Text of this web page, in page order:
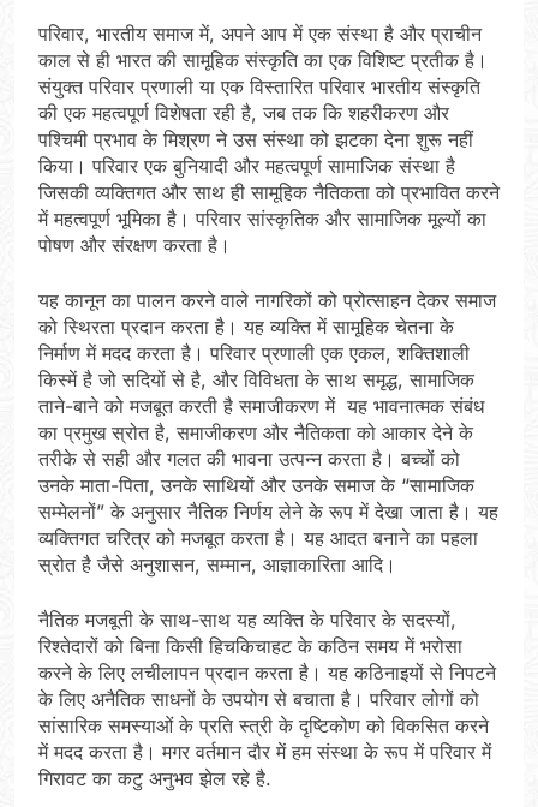
परिवार, भारतीय समाज में, अपने आप में एक संस्था है और प्राचीन
काल से ही भारत की सामूहिक संस्कृति का एक विशिष्ट प्रतीक है।
संयुक्त परिवार प्रणाली या एक विस्तारित परिवार भारतीय संस्कृति
की एक महत्वपूर्ण विशेषता रही है, जब तक कि शहरीकरण और
पश्चिमी प्रभाव के मिश्रण ने उस संस्था को झटका देना शुरू नहीं
किया। परिवार एक बुनियादी और महत्वपूर्ण सामाजिक संस्था है
जिसकी व्यक्तिगत और साथ ही सामूहिक नैतिकता को प्रभावित करने
में महत्वपूर्ण भूमिका है। परिवार सांस्कृतिक और सामाजिक मूल्यों का
पोषण और संरक्षण करता है।
यह कानून का पालन करने वाले नागरिकों को प्रोत्साहन देकर समाज
को स्थिरता प्रदान करता है। यह व्यक्ति में सामूहिक चेतना के
निर्माण में मदद करता है। परिवार प्रणाली एक एकल, शक्तिशाली
किस्में है जो सदियों से है, और विविधता के साथ समृद्ध, सामाजिक
ताने-बाने को मजबूत करती है समाजीकरण में यह भावनात्मक संबंध
का प्रमुख स्रोत है, समाजीकरण और नैतिकता को आकार देने के
तरीके से सही और गलत की भावना उत्पन्न करता है। बच्चों को
उनके माता-पिता, उनके साथियों और उनके समाज के “सामाजिक
सम्मेलनों” के अनुसार नैतिक निर्णय लेने के रूप में देखा जाता है। यह
व्यक्तिगत चरित्र को मजबूत करता है। यह आदत बनाने का पहला
स्रोत है जैसे अनुशासन, सम्मान, आज्ञाकारिता आदि।
नैतिक मजबूती के साथ-साथ यह व्यक्ति के परिवार के सदस्यों,
रिश्तेदारों को बिना किसी हिचकिचाहट के कठिन समय में भरोसा
करने के लिए लचीलापन प्रदान करता है। यह कठिनाइयों से निपटने
के लिए अनैतिक साधनों के उपयोग से बचाता है। परिवार लोगों को
सांसारिक समस्याओं के प्रति स्त्री के दृष्टिकोण को विकसित करने
में मदद करता है। मगर वर्तमान दौर में हम संस्था के रूप में परिवार में
गिरावट का कटु अनुभव झेल रहे है.